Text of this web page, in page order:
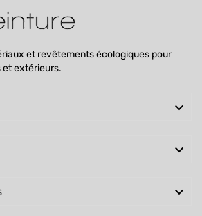
et revêtements écologiques pour
et extérieurs.


